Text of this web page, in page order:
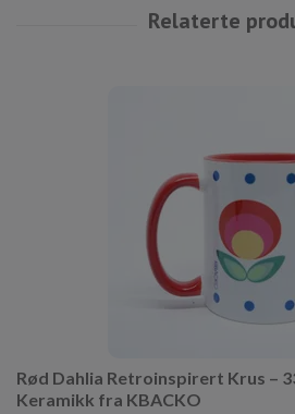
Rød Dahlia Retroinspirert Krus –
Keramikk fra KBACKO